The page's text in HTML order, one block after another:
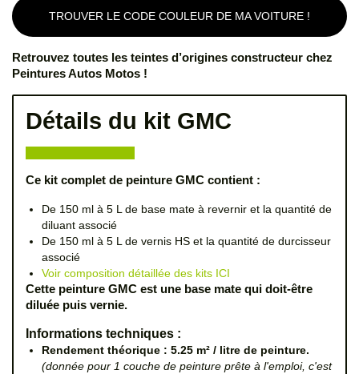
TROUVER LE CODE COULEUR DE MA VOITURE !
Retrouvez toutes les teintes d’origines constructeur chez
Peintures Autos Motos !
Détails du kit GMC
Ce kit complet de peinture GMC contient :
De 150 ml à 5 L de base mate à revernir et la quantité de
diluant associé
De 150 ml à 5 L de vernis HS et la quantité de durcisseur
associé
Voir composition détaillée des kits ICI
Cette peinture GMC est une base mate qui doit-être
diluée puis vernie.
Informations techniques :
Rendement théorique : 5.25 m² / litre de peinture.
(donnée pour 1 couche de peinture prête à l'emploi, c'est